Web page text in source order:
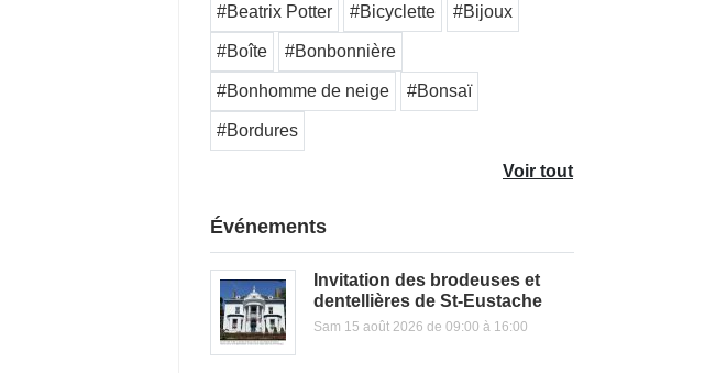
#Beatrix Potter #Bicyclette #Bijoux
#Boîte #Bonbonnière
#Bonhomme de neige #Bonsaï
#Bordures
Voir tout
Événements
Invitation des brodeuses et
dentellières de St-Eustache
Sam 15 août 2026 de 09:00 à 16:00